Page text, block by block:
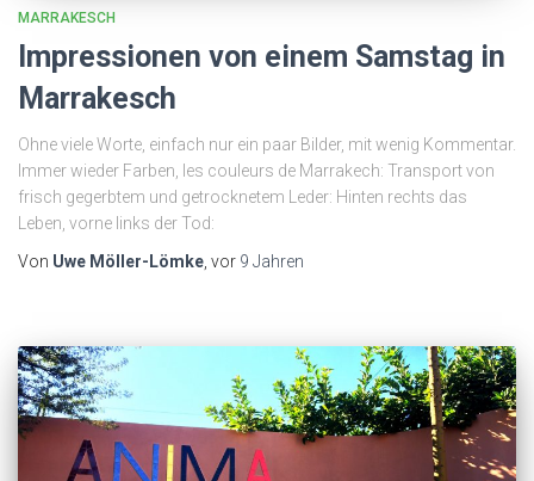
MARRAKESCH
Impressionen von einem Samstag in
Marrakesch
Ohne viele Worte, einfach nur ein paar Bilder, mit wenig Kommentar.
Immer wieder Farben, les couleurs de Marrakech: Transport von
frisch gegerbtem und getrocknetem Leder: Hinten rechts das
Leben, vorne links der Tod:
Von Uwe Möller-Lömke , vor 9 Jahren